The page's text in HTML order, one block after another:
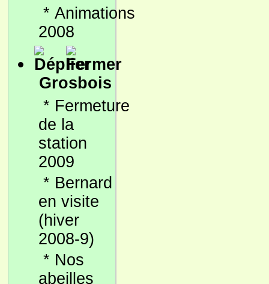
* Animations
2008
Grosbois
* Fermeture
de la
station
2009
* Bernard
en visite
(hiver
2008-9)
* Nos
abeilles